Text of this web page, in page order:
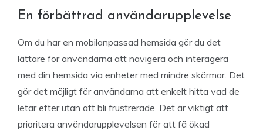
En förbättrad användarupplevelse
Om du har en mobilanpassad hemsida gör du det
lättare för användarna att navigera och interagera
med din hemsida via enheter med mindre skärmar. Det
gör det möjligt för användarna att enkelt hitta vad de
letar efter utan att bli frustrerade. Det är viktigt att
prioritera användarupplevelsen för att få ökad